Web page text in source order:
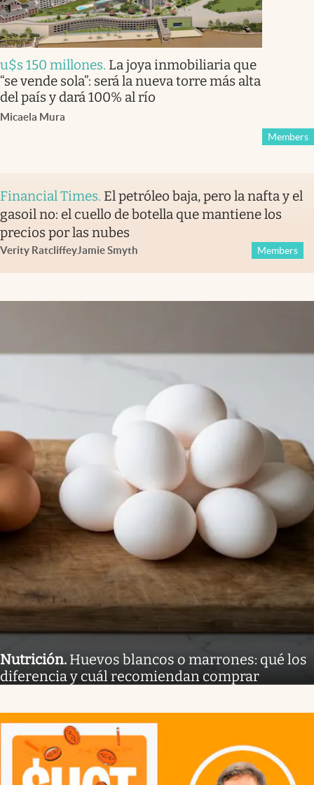
u$s 150 millones. La joya inmobiliaria que
“se vende sola”: será la nueva torre más alta
del país y dará 100% al río
Micaela Mura
Members
Financial Times. El petróleo baja, pero la nafta y el
gasoil no: el cuello de botella que mantiene los
precios por las nubes
Verity RatcliffeyJamie Smyth Members
Nutrición. Huevos blancos o marrones: qué los
diferencia y cuál recomiendan comprar